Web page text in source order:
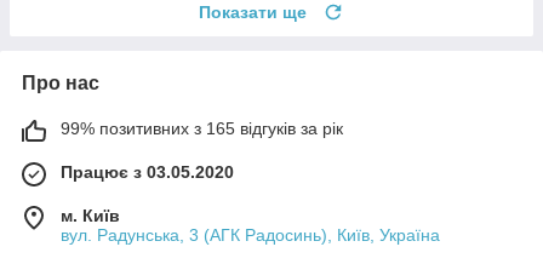
Показати ще
Про нас
99% позитивних з 165 відгуків за рік
Працює з 03.05.2020
м. Київ
вул. Радунська, 3 (АГК Радосинь), Київ, Україна